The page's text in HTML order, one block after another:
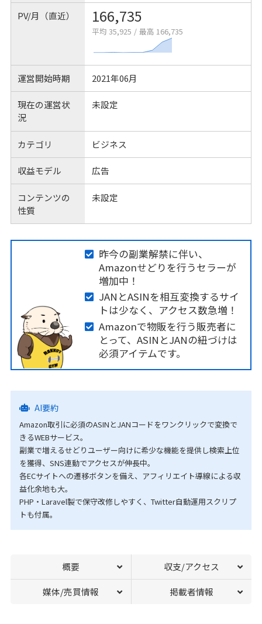
PV/月（直近） 166,735
平均 35,925 / 最高 166,735
運営開始時期 2021年06月
現在の運営状
況
未設定
カテゴリ ビジネス
収益モデル 広告
コンテンツの
性質
未設定
昨今の副業解禁に伴い、
Amazonせどりを行うセラーが
増加中！
JANとASINを相互変換するサイ
トは少なく、アクセス数急増！
Amazonで物販を行う販売者に
とって、ASINとJANの紐づけは
必須アイテムです。
AI要約
Amazon取引に必須のASINとJANコードをワンクリックで変換で
きるWEBサービス。
副業で増えるせどりユーザー向けに希少な機能を提供し検索上位
を獲得、SNS連動でアクセスが伸長中。
各ECサイトへの遷移ボタンを備え、アフィリエイト導線による収
益化余地も大。
PHP・Laravel製で保守改修しやすく、Twitter自動運用スクリプ
トも付属。
概要 収支/アクセス
媒体/売買情報 掲載者情報